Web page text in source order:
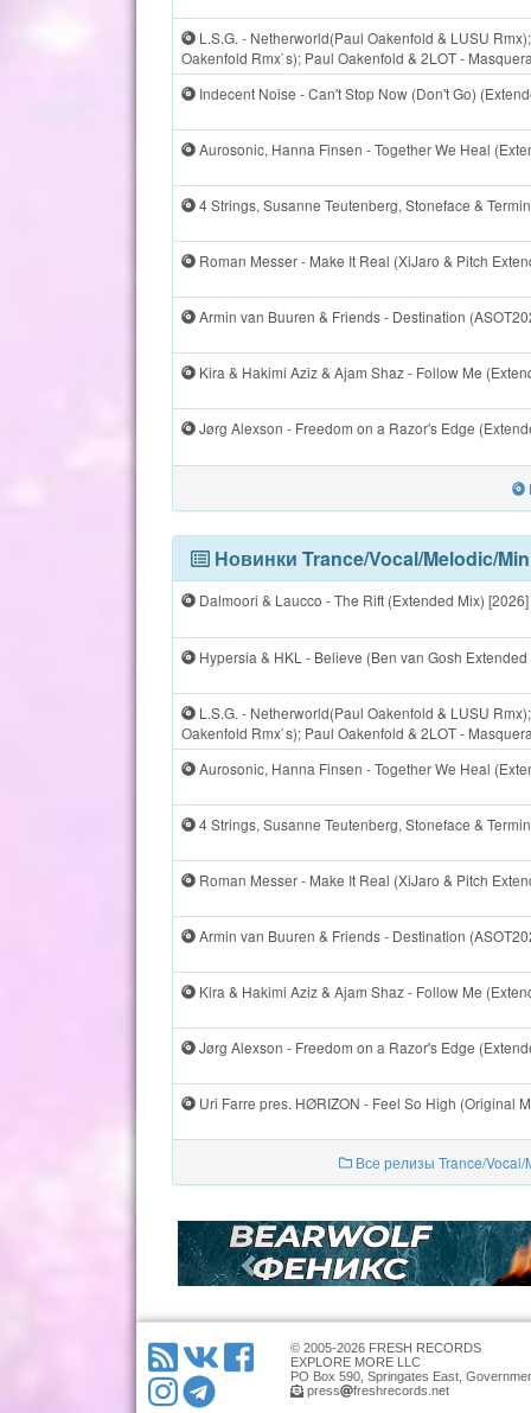
L.S.G. - Netherworld(Paul Oakenfold & LUSU
Oakenfold Rmx`s); Paul Oakenfold & 2LOT -
Indecent Noise - Can't Stop Now (Don't Go)
Aurosonic, Hanna Finsen - Together We Heal
4 Strings, Susanne Teutenberg, Stoneface &
Roman Messer - Make It Real (XiJaro & Pitch
Armin van Buuren & Friends - Destination
Kira & Hakimi Aziz & Ajam Shaz - Follow Me
Jørg Alexson - Freedom on a Razor's Edge
Новинки Trance/Vocal/Melodic/
Dalmoori & Laucco - The Rift (Extended Mix) [2026]
Hypersia & HKL - Believe (Ben van Gosh
L.S.G. - Netherworld(Paul Oakenfold & LUSU
Oakenfold Rmx`s); Paul Oakenfold & 2LOT -
Aurosonic, Hanna Finsen - Together We Heal
4 Strings, Susanne Teutenberg, Stoneface &
Roman Messer - Make It Real (XiJaro & Pitch
Armin van Buuren & Friends - Destination
Kira & Hakimi Aziz & Ajam Shaz - Follow Me
Jørg Alexson - Freedom on a Razor's Edge
Uri Farre pres. HØRIZON - Feel So High (Original
Все релизы Trance/
© 2005-2026 FRESH RECORDS
EXPLORE MORE LLC
PO Box 590, Springates East,
press
freshrecords.net